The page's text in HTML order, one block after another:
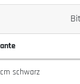
schwarz